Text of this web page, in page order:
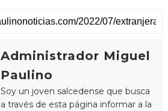
Administrador Miguel
Paulino
Soy un joven salcedense que busca
a través de esta página informar a la